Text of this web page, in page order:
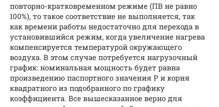
повторно-кратковременном режиме (ПВ не равно
100%), то такое соответствие не выполняется, так
как времени работы недостаточно для перехода в
установившийся режим, когда увеличение нагрева
компенсируется температурой окружающего
воздуха. В этом случае потребуется нагрузочный
график: номинальная мощность будет равна
произведению паспортного значения P и корня
квадратного из подобранного по графику
коэффициента. Все вышесказанное верно для